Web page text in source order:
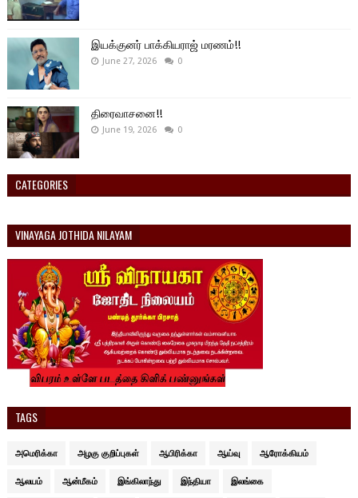
இயக்குனர் பாக்கியராஜ் மரணம்!!
June 27, 2026 0
திரைவாசனை!!
June 19, 2026 0
CATEGORIES
VINAYAGA JOTHIDA NILAYAM
TAGS
அமெரிக்கா அழகு குறிப்புகள் ஆபிரிக்கா ஆய்வு ஆரோக்கியம்
ஆலயம் ஆன்மீகம் இங்கிலாந்து இந்தியா இலங்கை